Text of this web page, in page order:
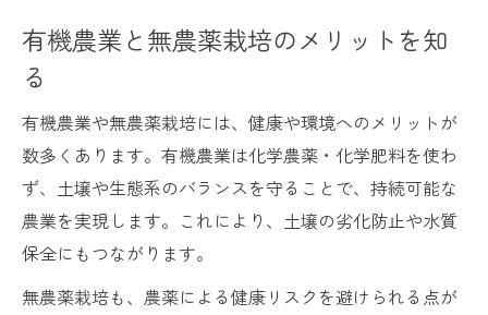
有機農業と無農薬栽培のメリットを知
る
有機農業や無農薬栽培には、健康や環境へのメリットが
数多くあります。有機農業は化学農薬・化学肥料を使わ
ず、土壌や生態系のバランスを守ることで、持続可能な
農業を実現します。これにより、土壌の劣化防止や水質
保全にもつながります。
無農薬栽培も、農薬による健康リスクを避けられる点が